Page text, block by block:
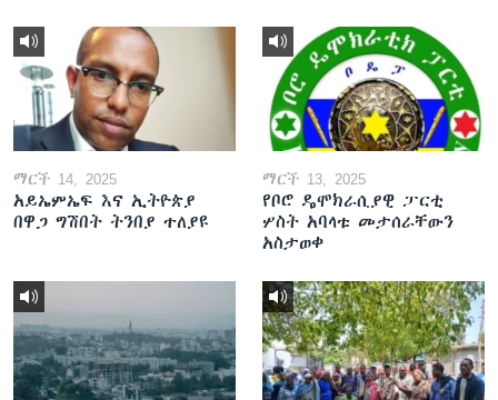
ማርች 14, 2025
አይኤምኤፍ እና ኢትዮጵያ
በዋጋ ግሽበት ትንበያ ተለያዩ
ማርች 13, 2025
የቦሮ ዴሞክራሲያዊ ፓርቲ
ሦስት አባላቱ መታሰራቸውን
አስታወቀ